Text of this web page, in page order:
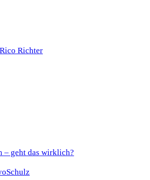
– geht das wirklich?